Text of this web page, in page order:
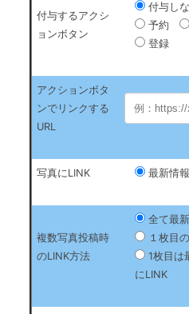
付与するアクシ
ョンボタン
付与し
予約
登録
アクションボタ
ンでリンクする
URL
写真にLINK 最新情
複数写真投稿時
のLINK方法
全て最
１枚目
1枚目は
にLINK